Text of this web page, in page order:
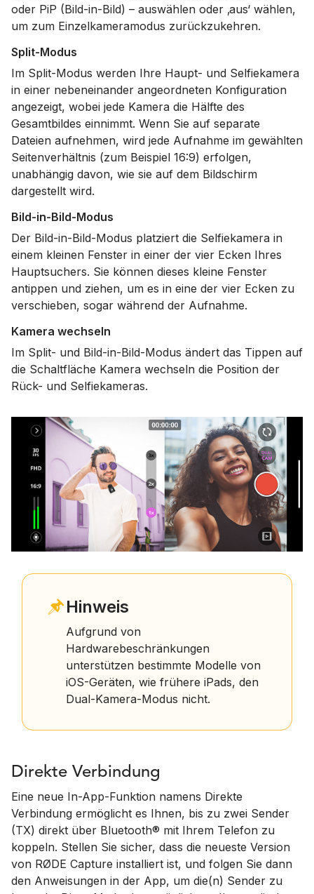
oder PiP (Bild-in-Bild) – auswählen oder ‚aus‘ wählen,
um zum Einzelkameramodus zurückzukehren.
Split-Modus
Im Split-Modus werden Ihre Haupt- und Selfiekamera
in einer nebeneinander angeordneten Konfiguration
angezeigt, wobei jede Kamera die Hälfte des
Gesamtbildes einnimmt. Wenn Sie auf separate
Dateien aufnehmen, wird jede Aufnahme im gewählten
Seitenverhältnis (zum Beispiel 16:9) erfolgen,
unabhängig davon, wie sie auf dem Bildschirm
dargestellt wird.
Bild-in-Bild-Modus
Der Bild-in-Bild-Modus platziert die Selfiekamera in
einem kleinen Fenster in einer der vier Ecken Ihres
Hauptsuchers. Sie können dieses kleine Fenster
antippen und ziehen, um es in eine der vier Ecken zu
verschieben, sogar während der Aufnahme.
Kamera wechseln
Im Split- und Bild-in-Bild-Modus ändert das Tippen auf
die Schaltfläche Kamera wechseln die Position der
Rück- und Selfiekameras.
Hinweis
Aufgrund von
Hardwarebeschränkungen
unterstützen bestimmte Modelle von
iOS-Geräten, wie frühere iPads, den
Dual-Kamera-Modus nicht.
Direkte Verbindung
Eine neue In-App-Funktion namens Direkte
Verbindung ermöglicht es Ihnen, bis zu zwei Sender
(TX) direkt über Bluetooth® mit Ihrem Telefon zu
koppeln. Stellen Sie sicher, dass die neueste Version
von RØDE Capture installiert ist, und folgen Sie dann
den Anweisungen in der App, um die(n) Sender zu